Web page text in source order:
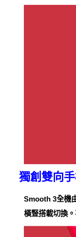
獨創雙向
Smooth 3全機
橫豎搭載切換